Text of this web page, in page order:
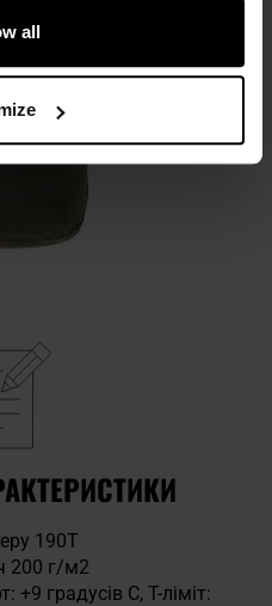
all
190T
200 г/м2
градусів C, T-ліміт: